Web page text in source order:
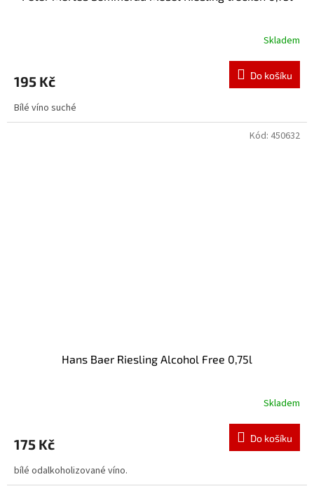
Skladem
195 Kč Do košíku
Bílé víno suché
Hans Baer Riesling Alcohol Free 0,75l
Skladem
175 Kč Do košíku
bílé odalkoholizované víno.
Kód: 450632